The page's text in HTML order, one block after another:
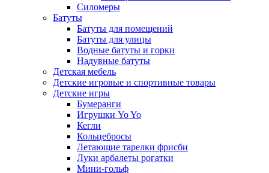
Силомеры
Батуты
Батуты для помещений
Батуты для улицы
Водные батуты и горки
Надувные батуты
Детская мебель
Детские игровые и спортивные товары
Детские игры
Бумеранги
Игрушки Yo Yo
Кегли
Кольцебросы
Летающие тарелки фрисби
Луки арбалеты рогатки
Мини-гольф